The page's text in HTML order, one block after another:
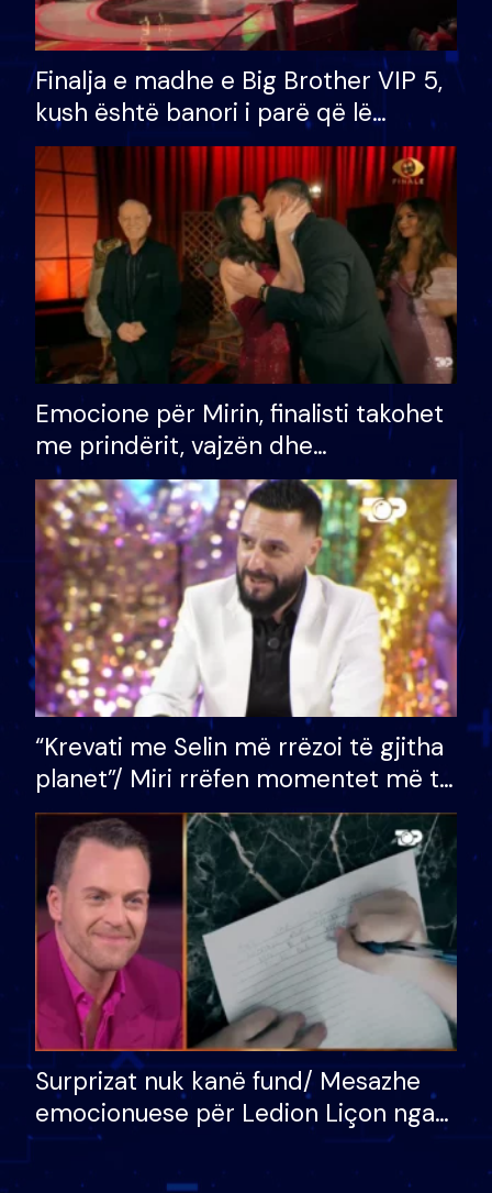
Finalja e madhe e Big Brother VIP 5,
kush është banori i parë që lë
shtëpinë dhe humb mundësinë për
të fituar çmimin e madh
Emocione për Mirin, finalisti takohet
me prindërit, vajzën dhe
bashkëshorten: S’kemi ndonjë letër
divorci apo jo?
“Krevati me Selin më rrëzoi të gjitha
planet”/ Miri rrëfen momentet më të
bukura në shtëpinë e BB VIP: Do më
mungojë zilja e mëngjesit kur…
Surprizat nuk kanë fund/ Mesazhe
emocionuese për Ledion Liçon nga
nëna dhe fëmijët e tij, moderatori
nuk i mban dot lotët: Nuk meritoj…